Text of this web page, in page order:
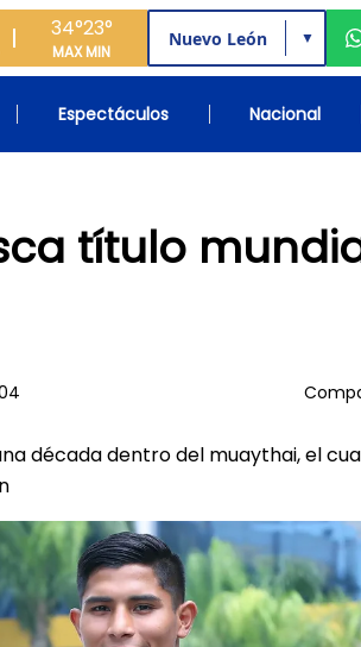
34°
MAX
23°
MIN
▼
Espectáculos Nacional
título
década dentro del muaythai, el